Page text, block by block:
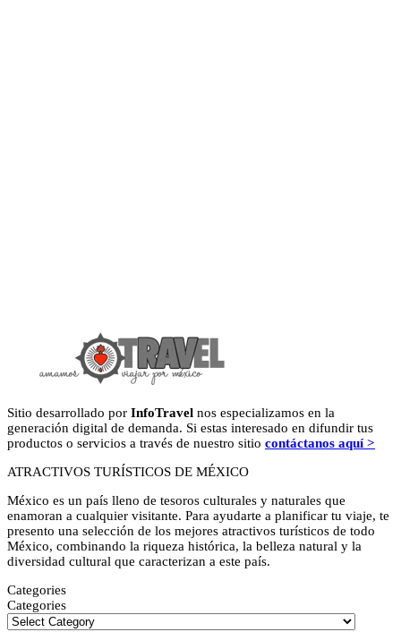
Sitio desarrollado por InfoTravel nos especializamos en la
generación digital de demanda. Si estas interesado en difundir tus
productos o servicios a través de nuestro sitio contáctanos aquí >
ATRACTIVOS TURÍSTICOS DE MÉXICO
México es un país lleno de tesoros culturales y naturales que
enamoran a cualquier visitante. Para ayudarte a planificar tu viaje, te
presento una selección de los mejores atractivos turísticos de todo
México, combinando la riqueza histórica, la belleza natural y la
diversidad cultural que caracterizan a este país.
Categories
Categories